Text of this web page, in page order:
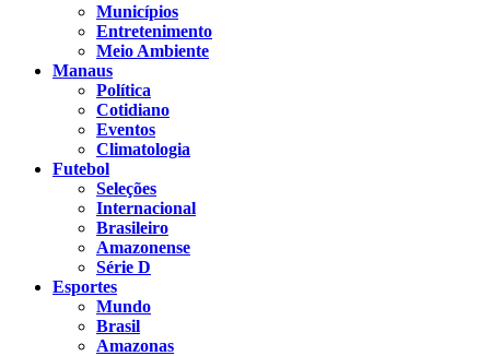
Municípios
Entretenimento
Meio Ambiente
Manaus
Política
Cotidiano
Eventos
Climatologia
Futebol
Seleções
Internacional
Brasileiro
Amazonense
Série D
Esportes
Mundo
Brasil
Amazonas